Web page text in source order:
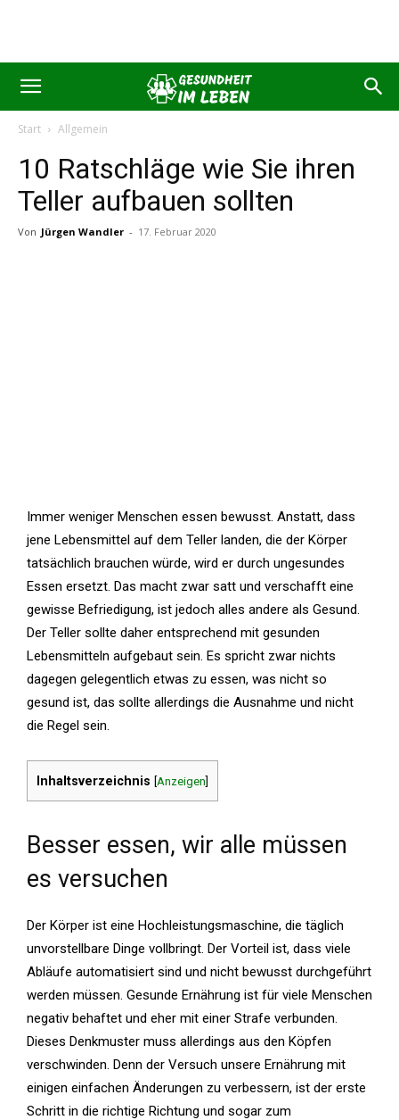
Start Allgemein
10 Ratschläge wie Sie ihren
Teller aufbauen sollten
Von Jürgen Wandler - 17. Februar 2020
Immer weniger Menschen essen bewusst. Anstatt, dass
jene Lebensmittel auf dem Teller landen, die der Körper
tatsächlich brauchen würde, wird er durch ungesundes
Essen ersetzt. Das macht zwar satt und verschafft eine
gewisse Befriedigung, ist jedoch alles andere als Gesund.
Der Teller sollte daher entsprechend mit gesunden
Lebensmitteln aufgebaut sein. Es spricht zwar nichts
dagegen gelegentlich etwas zu essen, was nicht so
gesund ist, das sollte allerdings die Ausnahme und nicht
die Regel sein.
Inhaltsverzeichnis Anzeigen
Besser essen, wir alle müssen
es versuchen
Der Körper ist eine Hochleistungsmaschine, die täglich
unvorstellbare Dinge vollbringt. Der Vorteil ist, dass viele
Abläufe automatisiert sind und nicht bewusst durchgeführt
werden müssen. Gesunde Ernährung ist für viele Menschen
negativ behaftet und eher mit einer Strafe verbunden.
Dieses Denkmuster muss allerdings aus den Köpfen
verschwinden. Denn der Versuch unsere Ernährung mit
einigen einfachen Änderungen zu verbessern, ist der erste
Schritt in die richtige Richtung und sogar zum